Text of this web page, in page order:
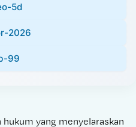
5d
2026
99
hukum yang menyelaraskan